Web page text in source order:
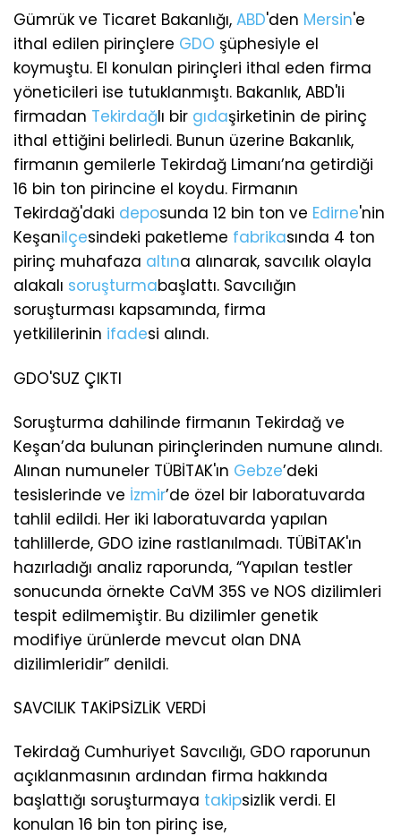
Gümrük ve Ticaret Bakanlığı, ABD'den Mersin'e
ithal edilen pirinçlere GDO şüphesiyle el
koymuştu. El konulan pirinçleri ithal eden firma
yöneticileri ise tutuklanmıştı. Bakanlık, ABD'li
firmadan Tekirdağlı bir gıdaşirketinin de pirinç
ithal ettiğini belirledi. Bunun üzerine Bakanlık,
firmanın gemilerle Tekirdağ Limanı’na getirdiği
16 bin ton pirincine el koydu. Firmanın
Tekirdağ'daki deposunda 12 bin ton ve Edirne'nin
Keşanilçesindeki paketleme fabrikasında 4 ton
pirinç muhafaza altına alınarak, savcılık olayla
alakalı soruşturmabaşlattı. Savcılığın
soruşturması kapsamında, firma
yetkililerinin ifadesi alındı.
GDO'SUZ ÇIKTI
Soruşturma dahilinde firmanın Tekirdağ ve
Keşan’da bulunan pirinçlerinden numune alındı.
Alınan numuneler TÜBİTAK'ın Gebze’deki
tesislerinde ve İzmir’de özel bir laboratuvarda
tahlil edildi. Her iki laboratuvarda yapılan
tahlillerde, GDO izine rastlanılmadı. TÜBİTAK'ın
hazırladığı analiz raporunda, “Yapılan testler
sonucunda örnekte CaVM 35S ve NOS dizilimleri
tespit edilmemiştir. Bu dizilimler genetik
modifiye ürünlerde mevcut olan DNA
dizilimleridir” denildi.
SAVCILIK TAKİPSİZLİK VERDİ
Tekirdağ Cumhuriyet Savcılığı, GDO raporunun
açıklanmasının ardından firma hakkında
başlattığı soruşturmaya takipsizlik verdi. El
konulan 16 bin ton pirinç ise,